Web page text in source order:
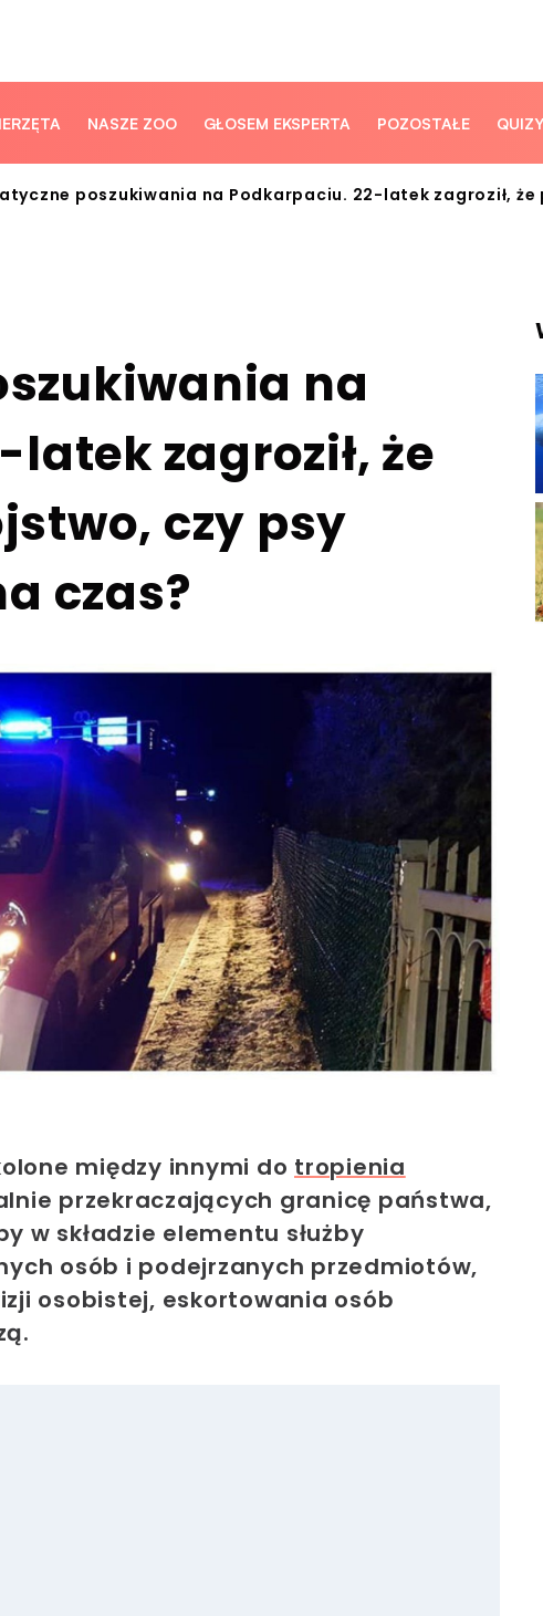
NASZE ZOO GŁOSEM EKSPERTA POZOSTAŁE QUIZY
poszukiwania na Podkarpaciu. 22-latek zagroził,
na
zagroził, że
czy psy
czas?
między innymi do tropienia
przekraczających granicę państwa,
w składzie elementu służby
osób i podejrzanych przedmiotów,
osobistej, eskortowania osób